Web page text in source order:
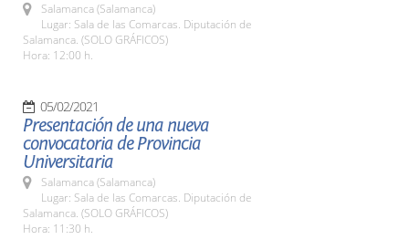
Salamanca (Salamanca)
Lugar: Sala de las Comarcas. Diputación de
Salamanca. (SOLO GRÁFICOS)
Hora: 12:00 h.
05/02/2021
Presentación de una nueva
convocatoria de Provincia
Universitaria
Salamanca (Salamanca)
Lugar: Sala de las Comarcas. Diputación de
Salamanca. (SOLO GRÁFICOS)
Hora: 11:30 h.